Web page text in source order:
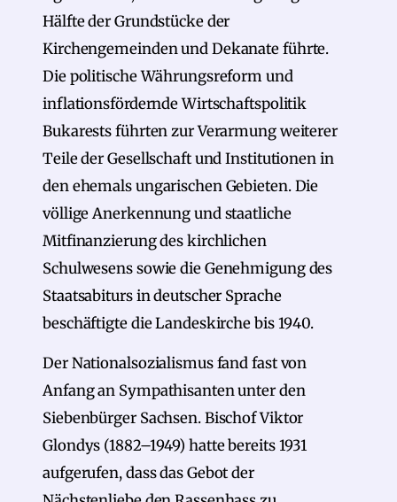
Hälfte der Grundstücke der
Kirchengemeinden und Dekanate führte.
Die politische Währungsreform und
inflationsfördernde Wirtschaftspolitik
Bukarests führten zur Verarmung weiterer
Teile der Gesellschaft und Institutionen in
den ehemals ungarischen Gebieten. Die
völlige Anerkennung und staatliche
Mitfinanzierung des kirchlichen
Schulwesens sowie die Genehmigung des
Staatsabiturs in deutscher Sprache
beschäftigte die Landeskirche bis 1940.
Der Nationalsozialismus fand fast von
Anfang an Sympathisanten unter den
Siebenbürger Sachsen. Bischof Viktor
Glondys (1882–1949) hatte bereits 1931
aufgerufen, dass das Gebot der